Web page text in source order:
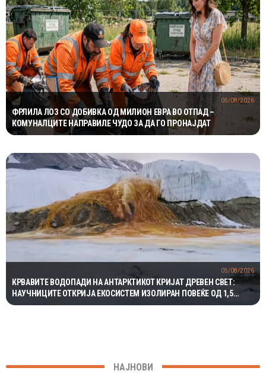
ФРЛИЛА ЛОЗ СО ДОБИВКА ОД МИЛИОН ЕВРА ВО ОТПАД –
КОМУНАЛЦИТЕ НАПРАВИЛЕ ЧУДО ЗА ДА ГО ПРОНАЈДАТ
05/08/2026
КРВАВИТЕ ВОДОПАДИ НА АНТАРКТИКОТ КРИЈАТ ДРЕВЕН СВЕТ:
НАУЧНИЦИТЕ ОТКРИЈА ЕКОСИСТЕМ ИЗОЛИРАН ПОВЕЌЕ ОД 1,5
МИЛИОНИ ГОДИНИ
05/08/2026
НАЈНОВИ